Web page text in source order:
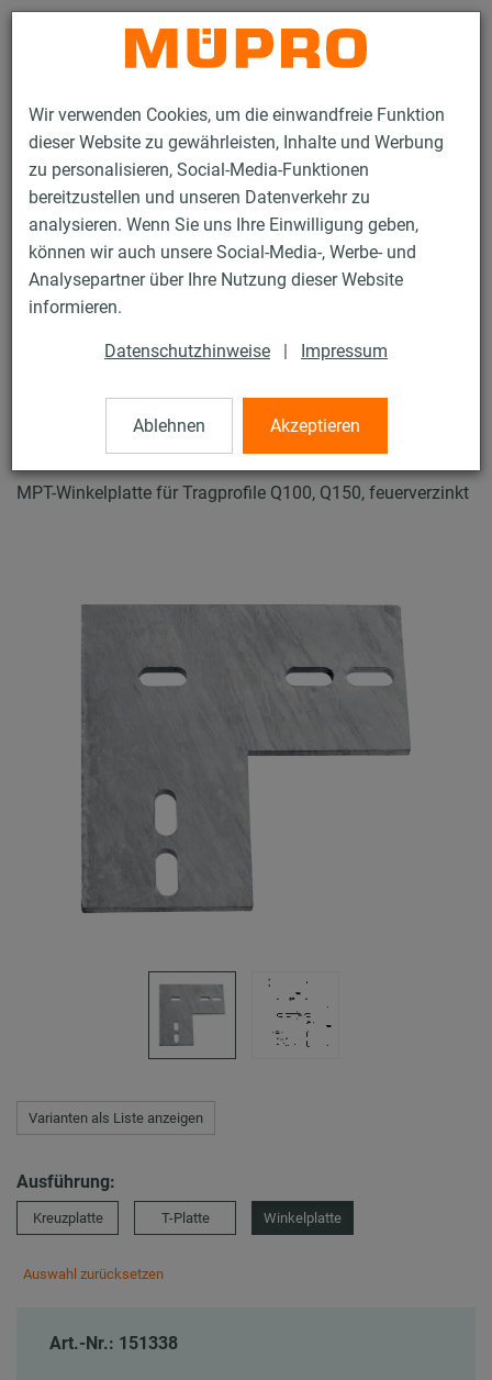
Wir verwenden Cookies, um die einwandfreie Funktion
dieser Website zu gewährleisten, Inhalte und Werbung
zu personalisieren, Social-Media-Funktionen
bereitzustellen und unseren Datenverkehr zu
analysieren. Wenn Sie uns Ihre Einwilligung geben,
können wir auch unsere Social-Media-, Werbe- und
Analysepartner über Ihre Nutzung dieser Website
informieren.
Datenschutzhinweise | Impressum
Ablehnen Akzeptieren
Kontakt
Produkte Befestigungstechnik
Lüftungsbefestigung
Installationsschienen für die Lüftungsbefestigung
MPT-Systemschienen (schwerer Lastbereich)
MPT-Verbindungsplatten
17 / 24
MPT-Verbindungsplatten
MPT-Winkelplatte für Tragprofile Q100, Q150, feuerverzinkt
Varianten als Liste anzeigen
Ausführung:
Kreuzplatte T-Platte Winkelplatte
Auswahl zurücksetzen
Art.-Nr.: 151338